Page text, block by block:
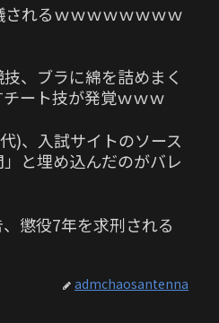
れるｗｗｗｗｗｗｗｗ
技、ブラに綿を詰めまく
ート技が発覚ｗｗｗ
)、入試サイトのソース
と埋め込んだのがバレ
懲役7年を求刑される
admchaosantenna